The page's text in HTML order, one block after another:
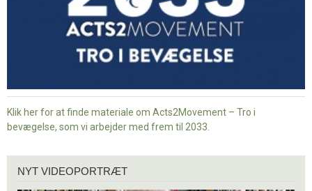
Klik her for at finde materiale om Acts2Movement – Tro i
bevægelse, som vi arbejder med frem til 2033.
videoportræt
NYT VIDEOPORTRÆT